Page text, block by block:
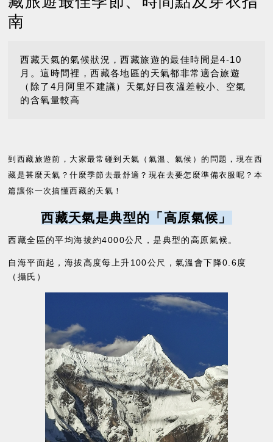
南
西藏天氣的氣候狀況，西藏旅遊的最佳時間是4-10
月。這時間裡，西藏各地區的天氣都非常適合旅遊
（除了4月阿里不建議）天氣好日夜溫差較小、空氣
的含氧量較高
到西藏旅遊前，大家最常碰到天氣（氣溫、氣候）的問題，現在西
藏是甚麼天氣？什麼季節去最舒適？現在去要怎麼準備衣服呢？本
篇讓你一次搞懂西藏的天氣！
西藏天氣是典型的「高原氣候」
西藏全區的平均海拔約4000公尺，是典型的高原氣候。
自海平面起，海拔高度每上升100公尺，氣溫會下降0.6度
（攝氏）